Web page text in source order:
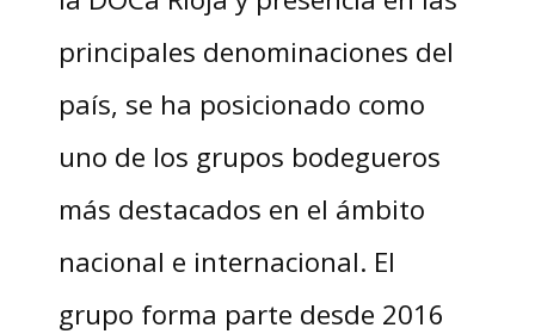
principales denominaciones del
país, se ha posicionado como
uno de los grupos bodegueros
más destacados en el ámbito
nacional e internacional. El
grupo forma parte desde 2016